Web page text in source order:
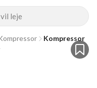
leje
Kompressor